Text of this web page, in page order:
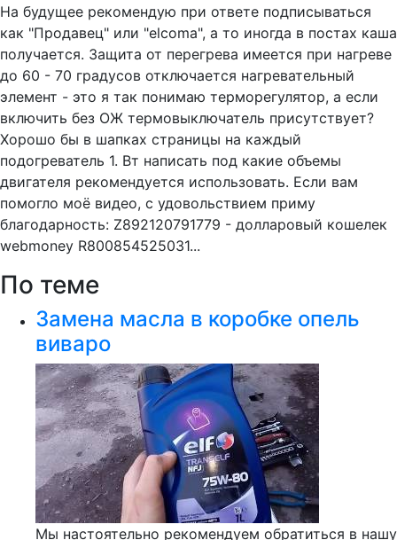
На будущее рекомендую при ответе подписываться
как "Продавец" или "elcoma", а то иногда в постах каша
получается. Защита от перегрева имеется при нагреве
до 60 - 70 градусов отключается нагревательный
элемент - это я так понимаю терморегулятор, а если
включить без ОЖ термовыключатель присутствует?
Хорошо бы в шапках страницы на каждый
подогреватель 1. Вт написать под какие объемы
двигателя рекомендуется использовать. Если вам
помогло моё видео, с удовольствием приму
благодарность: Z892120791779 - долларовый кошелек
webmoney R800854525031...
По теме
Замена масла в коробке опель
виваро
Мы настоятельно рекомендуем обратиться в нашу